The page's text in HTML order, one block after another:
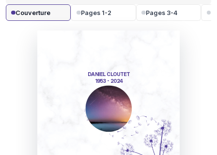
Couverture Pages 1-2 Pages 3-4
DANIEL CLOUTET
1953 - 2024